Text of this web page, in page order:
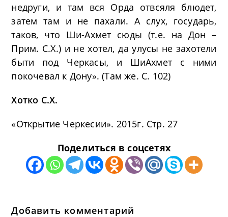
недруги, и там вся Орда отвсяля блюдет,
затем там и не пахали. А слух, государь,
таков, что Ши-Ахмет сюды (т.е. на Дон –
Прим. С.Х.) и не хотел, да улусы не захотели
быти под Черкасы, и ШиАхмет с ними
покочевал к Дону». (Там же. С. 102)
Хотко С.Х.
«Открытие Черкесии». 2015г. Стр. 27
Поделиться в соцсетях
Добавить комментарий